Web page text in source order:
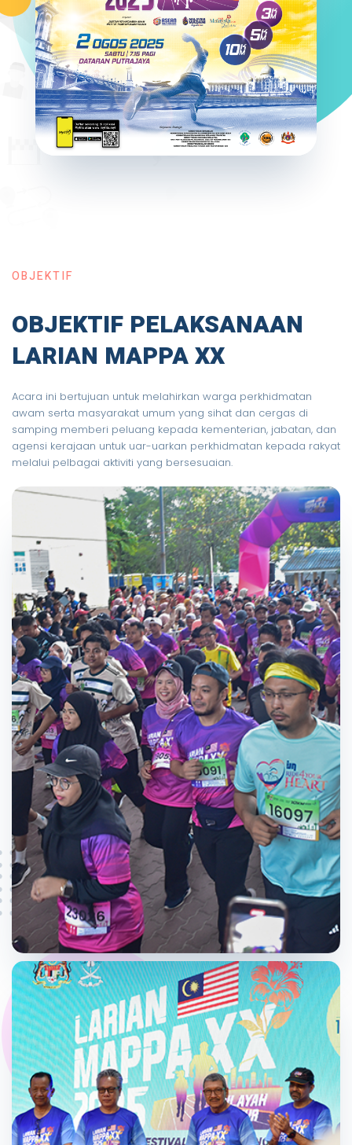
OBJEKTIF
OBJEKTIF PELAKSANAAN
LARIAN MAPPA XX
Acara ini bertujuan untuk melahirkan warga perkhidmatan
awam serta masyarakat umum yang sihat dan cergas di
samping memberi peluang kepada kementerian, jabatan, dan
agensi kerajaan untuk uar-uarkan perkhidmatan kepada rakyat
melalui pelbagai aktiviti yang bersesuaian.